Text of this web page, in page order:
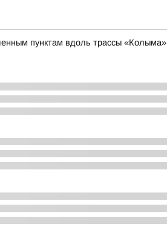
пунктам вдоль трассы